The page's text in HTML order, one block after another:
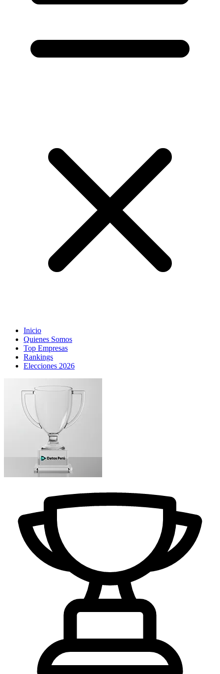
Inicio
Quienes Somos
Top Empresas
Rankings
Elecciones 2026